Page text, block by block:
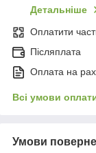
Детальніше
Оплатити
Післяплата
Оплата на
Всі умови
Умови